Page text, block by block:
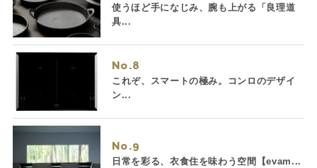
使うほど手になじみ、腕も上がる「良理道
具...
No.
これぞ、スマートの極み。コンロのデザイ
ン...
No.
日常を彩る、衣食住を味わう空間【evam...